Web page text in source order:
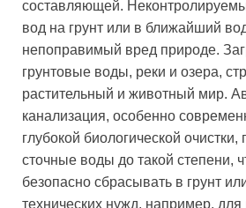
составляющей.
вод на грунт или в ближайший
непоправимый вред природе.
грунтовые воды, реки и озера,
растительный и животный мир.
канализация, особенно
глубокой биологической
сточные воды до такой степени,
безопасно сбрасывать в грунт
технических нужд, например, для